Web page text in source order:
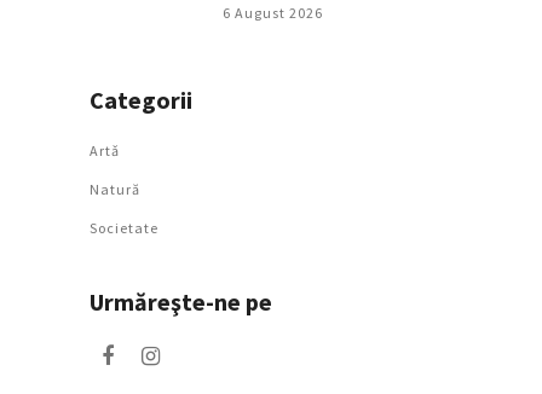
6 August 2026
Categorii
Artǎ
Natură
Societate
Urmăreşte-ne pe